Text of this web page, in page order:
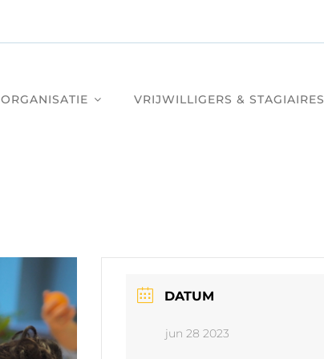
ORGANISATIE VRIJWILLIGERS & STAGIAIRES
DATUM
jun 28 2023